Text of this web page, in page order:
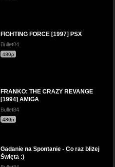
FIGHTING FORCE [1997] PSX
Bullet84
480p
FRANKO: THE CRAZY REVANGE
[1994] AMIGA
Bullet84
480p
Gadanie na Spontanie - Co raz bliżej
Święta :)